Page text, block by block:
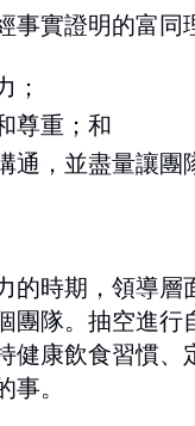
事實證明的富同
；
尊重；和
通，並盡量讓團
的時期，領導層
團隊。抽空進
健康飲食習慣
。